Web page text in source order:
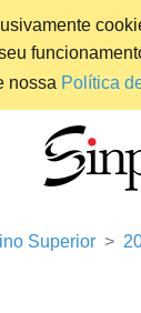
nossa Política
Superior